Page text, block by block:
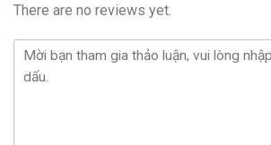
There are no reviews yet.